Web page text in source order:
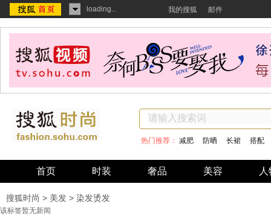
loading... 我的搜狐 邮件
热门推荐： 减肥 防晒 长裙 搭配
首页 时装 奢品 美容
搜狐时尚 > 美发 > 染发烫发
该标签暂无新闻